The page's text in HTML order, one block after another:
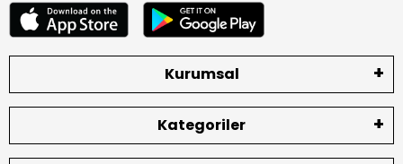
Kurumsal
Kategoriler